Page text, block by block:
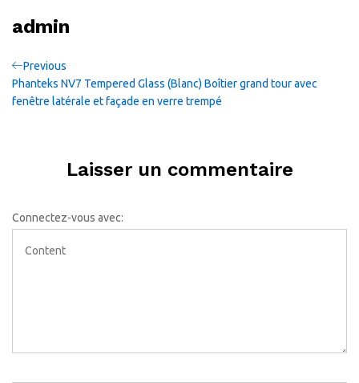
admin
Navigation
de
Previous
Post
Previous
Phanteks NV7 Tempered Glass (Blanc) Boîtier grand tour avec
fenêtre latérale et façade en verre trempé
Laisser un commentaire
Connectez-vous avec: